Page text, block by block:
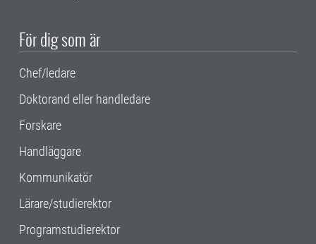
För dig som är
Chef/ledare
Doktorand eller handledare
Forskare
Handläggare
Kommunikatör
Lärare/studierektor
Programstudierektor